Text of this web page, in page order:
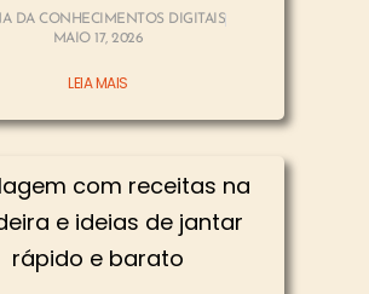
DA CONHECIMENTOS DIGITAIS
MAIO 17, 2026
LEIA MAIS